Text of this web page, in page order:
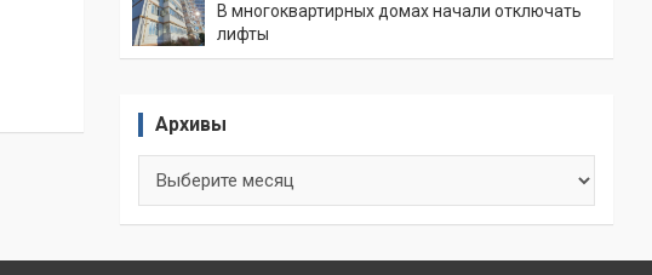
В многоквартирных домах начали отключать
лифты
Архивы